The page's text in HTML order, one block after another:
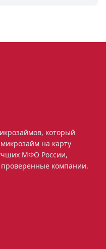
который
на карту
МФО России,
компании.